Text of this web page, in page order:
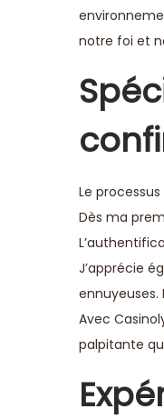
notre foi et
Le
Dès ma
J’apprécie
Avec
palpitante